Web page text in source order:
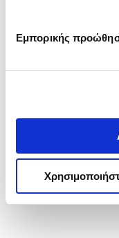
Εμπορικής